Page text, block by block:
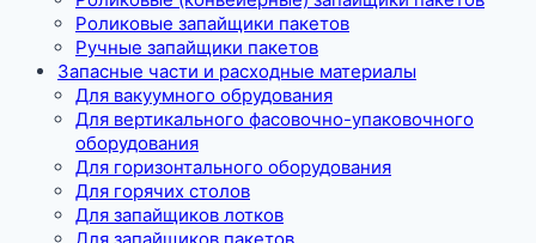
Роликовые запайщики пакетов
Ручные запайщики пакетов
Запасные части и расходные материалы
Для вакуумного обрудования
Для вертикального фасовочно-упаковочного
оборудования
Для горизонтального оборудования
Для горячих столов
Для запайщиков лотков